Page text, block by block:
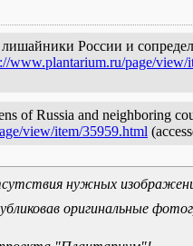
России и
www.plantarium.ru/page/view/
of Russia and neighboring
view/item/35959.html
нужных
оригинальные